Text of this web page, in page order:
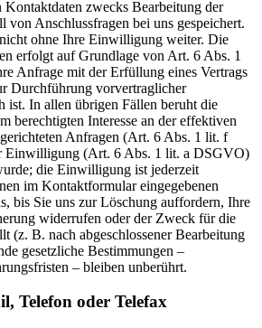
Kontaktdaten zwecks Bearbeitung der
von Anschlussfragen bei uns gespeichert.
ohne Ihre Einwilligung weiter. Die
erfolgt auf Grundlage von Art. 6 Abs. 1
Anfrage mit der Erfüllung eines Vertrags
Durchführung vorvertraglicher
ist. In allen übrigen Fällen beruht die
berechtigten Interesse an der effektiven
Anfragen (Art. 6 Abs. 1 lit. f
Einwilligung (Art. 6 Abs. 1 lit. a DSGVO)
die Einwilligung ist jederzeit
im Kontaktformular eingegebenen
bis Sie uns zur Löschung auffordern, Ihre
widerrufen oder der Zweck für die
(z. B. nach abgeschlossener Bearbeitung
gesetzliche Bestimmungen –
– bleiben unberührt.
Telefon oder Telefax